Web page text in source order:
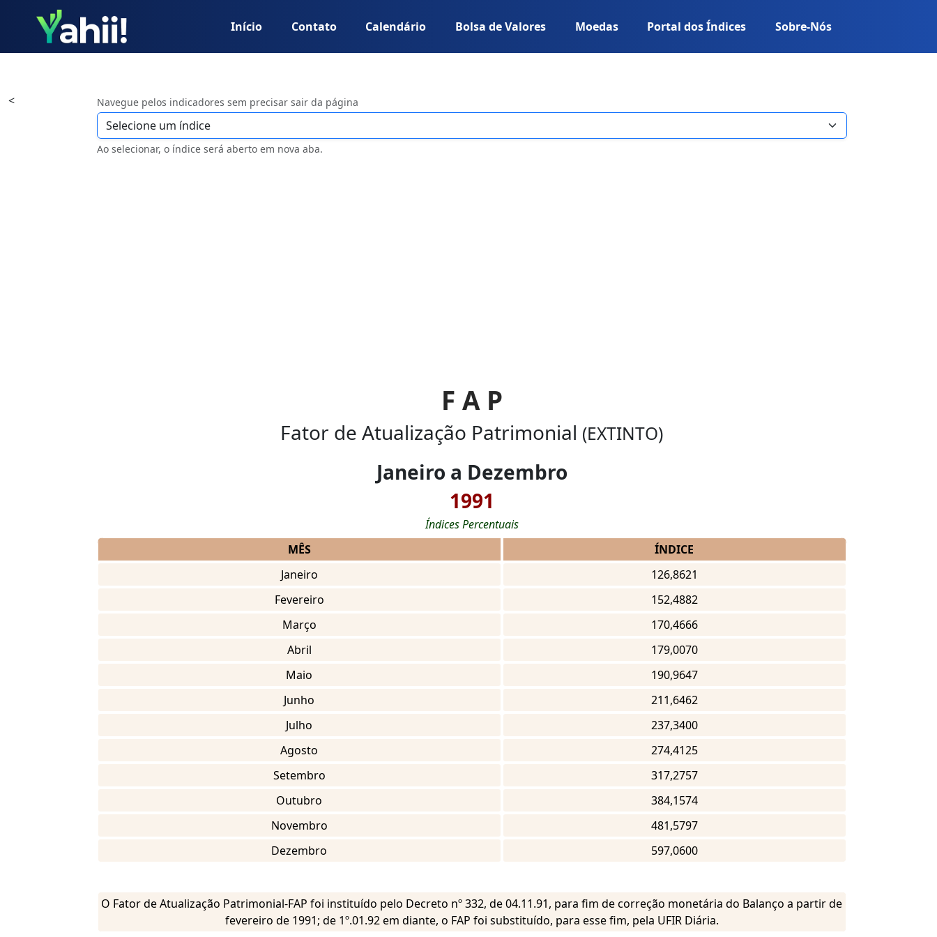
Início Contato Calendário Bolsa de Valores Moedas Portal dos Índices Sobre-Nós
< Navegue pelos indicadores sem precisar sair da página
Ao selecionar, o índice será aberto em nova aba.
F A P
Fator de Atualização Patrimonial (EXTINTO)
Janeiro a Dezembro
1991
Índices Percentuais
MÊS
ÍNDICE
Janeiro
126,8621
Fevereiro
152,4882
Março
170,4666
Abril
179,0070
Maio
190,9647
Junho
211,6462
Julho
237,3400
Agosto
274,4125
Setembro
317,2757
Outubro
384,1574
Novembro
481,5797
Dezembro
597,0600
O Fator de Atualização Patrimonial-FAP foi instituído pelo Decreto nº 332, de 04.11.91, para fim de correção monetária do Balanço a partir de
fevereiro de 1991; de 1º.01.92 em diante, o FAP foi substituído, para esse fim, pela UFIR Diária.